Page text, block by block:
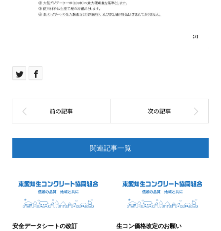
関連記事一覧
安全データシートの改訂 生コン価格改定のお願い